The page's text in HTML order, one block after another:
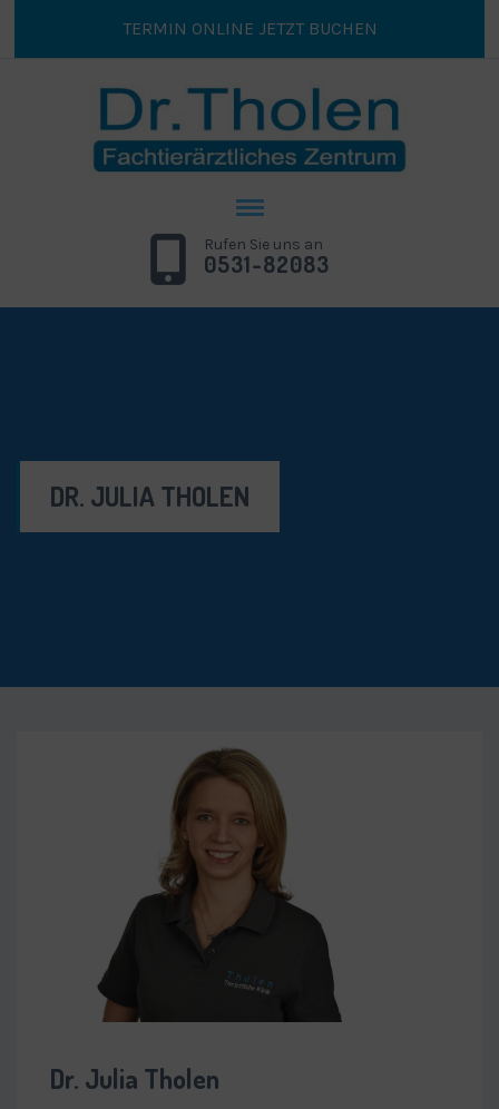
TERMIN ONLINE JETZT BUCHEN
Rufen Sie uns an
0531-82083
DR. JULIA THOLEN
Dr. Julia Tholen